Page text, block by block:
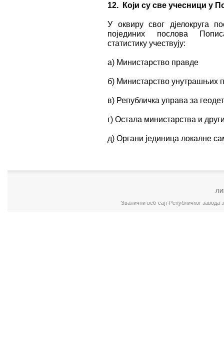
12. Који су све учесници у
У оквиру свог дјелокруга
појединих послова
статистику учествују:
а) Министарство правде
б) Министарство унутрашњих
в) Републичка управа за
г) Остала министарства и
д) Органи јединица локалне
Званични веб-сајт Републичког